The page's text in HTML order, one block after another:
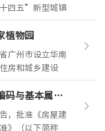
四五”新型城镇
植物园
广州市设立华南
房和城乡建设
民政府合作共
行业标准《房屋建筑统一编码与基本属性数据标准》7月实施
，批准《房屋建
》（以下简称